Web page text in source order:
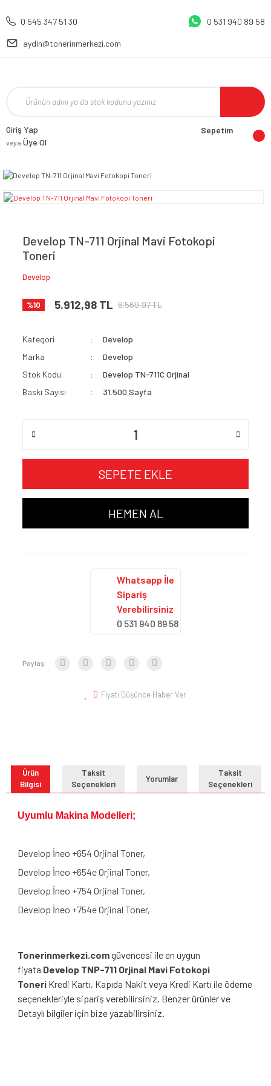
0 545 347 51 30 0 531 940 89 58
aydin@tonerinmerkezi.com
Giriş Yap
veya Üye Ol
Sepetim
Develop TN-711 Orjinal Mavi Fotokopi
Toneri
Develop
%10 5.912,98 TL 6.569,97 TL
Kategori
Develop
Marka
Develop
Stok Kodu
Develop TN-711C Orjinal
Baskı Sayısı
31.500 Sayfa
SEPETE EKLE
HEMEN AL
Whatsapp İle
Sipariş
Verebilirsiniz
0 531 940 89 58
Paylaş:
Fiyatı Düşünce Haber Ver
Ürün
Bilgisi
Taksit
Seçenekleri
Yorumlar
Taksit
Seçenekleri
Uyumlu Makina Modelleri;
Develop İneo +654 Orjinal Toner,
Develop İneo +654e Orjinal Toner,
Develop İneo +754 Orjinal Toner,
Develop İneo +754e Orjinal Toner,
Tonerinmerkezi.comgüvencesi ile en uygun
fiyata Develop TNP-711 Orjinal Mavi Fotokopi
Toneri Kredi Kartı, Kapıda Nakit veya Kredi Kartı ile ödeme
seçenekleriyle sipariş verebilirsiniz. Benzer ürünler ve
Detaylı bilgiler için bize yazabilirsiniz.